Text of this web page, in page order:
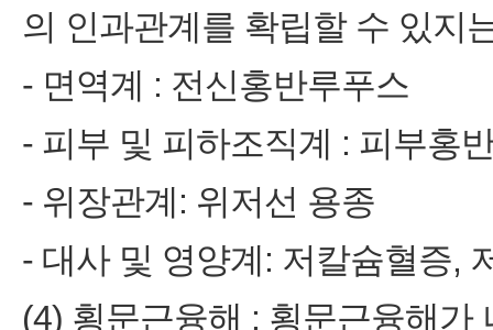
의 인과관계를 확립할 수 있지
- 면역계 : 전신홍반루푸스
- 피부 및 피하조직계 : 피부홍
- 위장관계: 위저선 용종
- 대사 및 영양계: 저칼슘혈증,
(4) 횡문근융해 : 횡문근융해가